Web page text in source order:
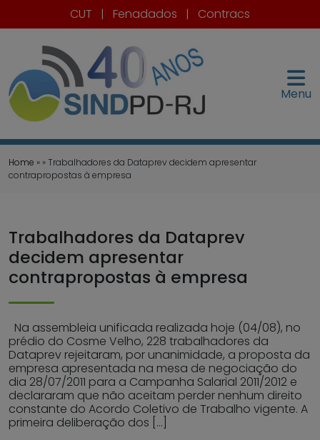
CUT | Fenadados | Contracs
Menu
Home » » Trabalhadores da Dataprev decidem apresentar
contrapropostas à empresa
Trabalhadores da Dataprev
decidem apresentar
contrapropostas à empresa
Na assembleia unificada realizada hoje (04/08), no
prédio do Cosme Velho, 228 trabalhadores da
Dataprev rejeitaram, por unanimidade, a proposta da
empresa apresentada na mesa de negociação do
dia 28/07/2011 para a Campanha Salarial 2011/2012 e
declararam que não aceitam perder nenhum direito
constante do Acordo Coletivo de Trabalho vigente. A
primeira deliberação dos […]